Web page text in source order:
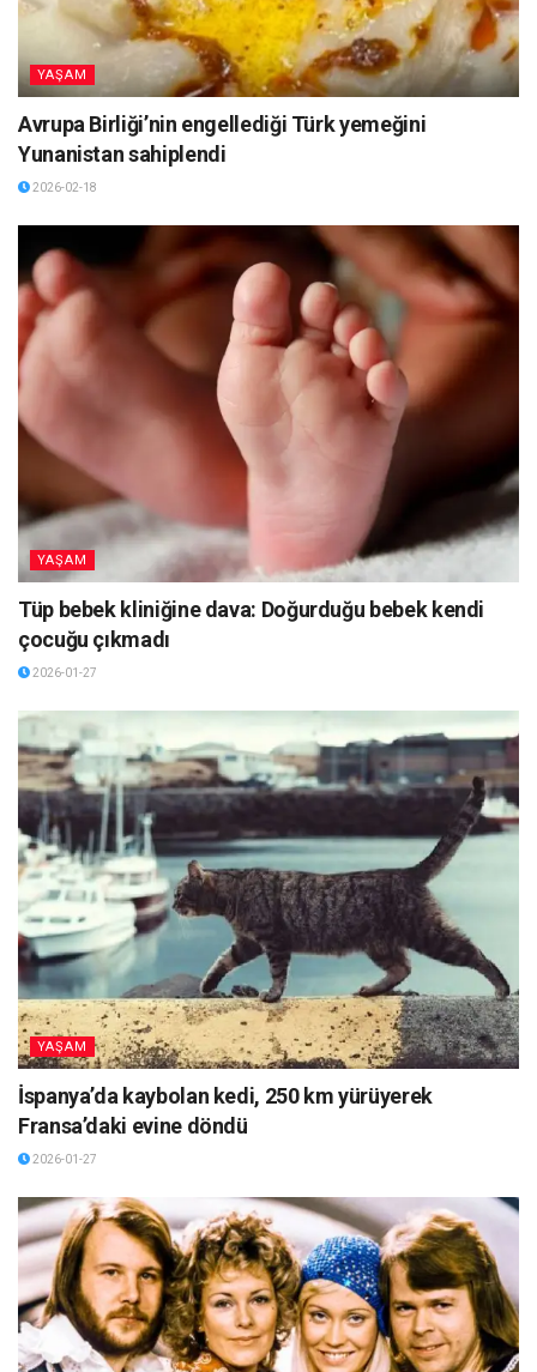
YAŞAM
Avrupa Birliği’nin engellediği Türk yemeğini
Yunanistan sahiplendi
2026-02-18
YAŞAM
Tüp bebek kliniğine dava: Doğurduğu bebek kendi
çocuğu çıkmadı
2026-01-27
YAŞAM
İspanya’da kaybolan kedi, 250 km yürüyerek
Fransa’daki evine döndü
2026-01-27